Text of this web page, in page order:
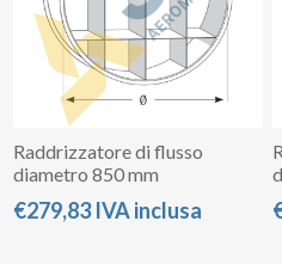
Raddrizzatore di flusso
diametro 850 mm
€279,83 IVA inclusa